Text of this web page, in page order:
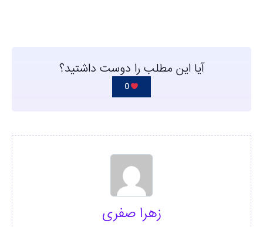
آیا این مطلب را دوست داشتید؟
0
زهرا صفری